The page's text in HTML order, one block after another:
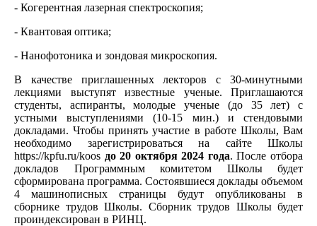
- Когерентная лазерная спектроскопия;
- Квантовая оптика;
- Нанофотоника и зондовая микроскопия.
В качестве приглашенных лекторов с 30-минутными
лекциями выступят известные ученые. Приглашаются
студенты, аспиранты, молодые ученые (до 35 лет) с
устными выступлениями (10-15 мин.) и стендовыми
докладами. Чтобы принять участие в работе Школы, Вам
необходимо зарегистрироваться на сайте Школы
https://kpfu.ru/koos до 20 октября 2024 года. После отбора
докладов Программным комитетом Школы будет
сформирована программа. Состоявшиеся доклады объемом
4 машинописных страницы будут опубликованы в
сборнике трудов Школы. Сборник трудов Школы будет
проиндексирован в РИНЦ.